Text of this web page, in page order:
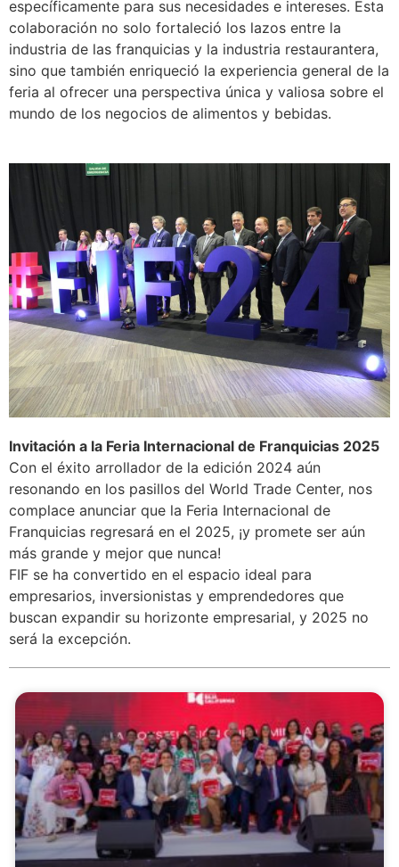
específicamente para sus necesidades e intereses. Esta
colaboración no solo fortaleció los lazos entre la
industria de las franquicias y la industria restaurantera,
sino que también enriqueció la experiencia general de la
feria al ofrecer una perspectiva única y valiosa sobre el
mundo de los negocios de alimentos y bebidas.
Invitación a la Feria Internacional de Franquicias 2025
Con el éxito arrollador de la edición 2024 aún
resonando en los pasillos del World Trade Center, nos
complace anunciar que la Feria Internacional de
Franquicias regresará en el 2025, ¡y promete ser aún
más grande y mejor que nunca!
FIF se ha convertido en el espacio ideal para
empresarios, inversionistas y emprendedores que
buscan expandir su horizonte empresarial, y 2025 no
será la excepción.